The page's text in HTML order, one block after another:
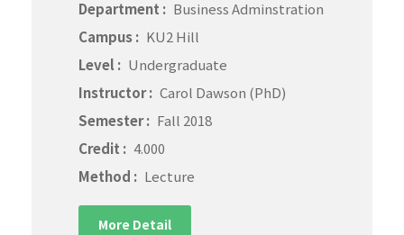
Department : Business Adminstration
Campus : KU2 Hill
Level : Undergraduate
Instructor : Carol Dawson (PhD)
Semester : Fall 2018
Credit : 4.000
Method : Lecture
More Detail